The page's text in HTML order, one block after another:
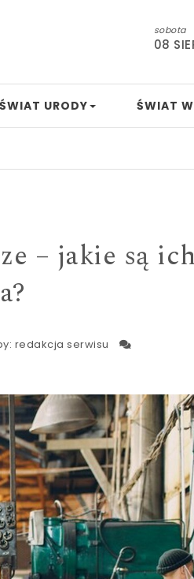
sobota
08
ŚWIAT URODY ŚWIAT
– jakie są ich
redakcja serwisu